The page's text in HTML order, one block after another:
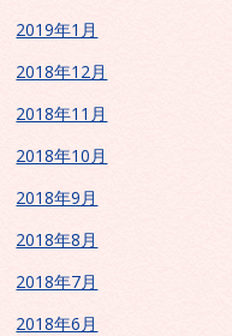
2019年1月
2018年12月
2018年11月
2018年10月
2018年9月
2018年8月
2018年7月
2018年6月